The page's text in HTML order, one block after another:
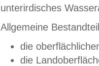
unterirdisches
Allgemeine
die
die